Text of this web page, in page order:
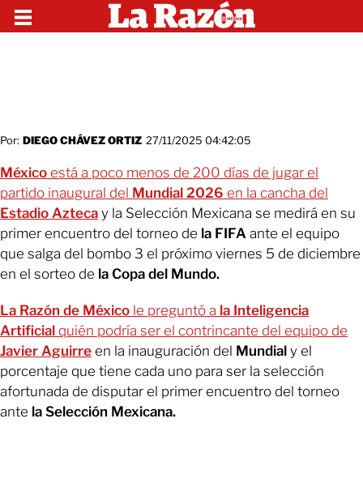
Por: DIEGO CHÁVEZ ORTIZ 27/11/2025 04:42:05
México está a poco menos de 200 días de jugar el
partido inaugural del Mundial 2026 en la cancha del
Estadio Azteca y la Selección Mexicana se medirá en su
primer encuentro del torneo de la FIFA ante el equipo
que salga del bombo 3 el próximo viernes 5 de diciembre
en el sorteo de la Copa del Mundo.
La Razón de México le preguntó a la Inteligencia
Artificial quién podría ser el contrincante del equipo de
Javier Aguirre en la inauguración del Mundial y el
porcentaje que tiene cada uno para ser la selección
afortunada de disputar el primer encuentro del torneo
ante la Selección Mexicana.